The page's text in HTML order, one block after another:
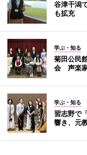
谷津干潟
も拡充
学ぶ・知る
菊田公民
会 声楽
学ぶ・知る
習志野で
響き、元